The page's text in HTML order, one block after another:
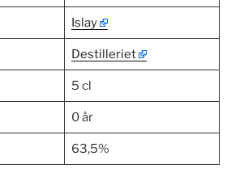
Islay
Destilleriet
5 cl
0 år
63,5%